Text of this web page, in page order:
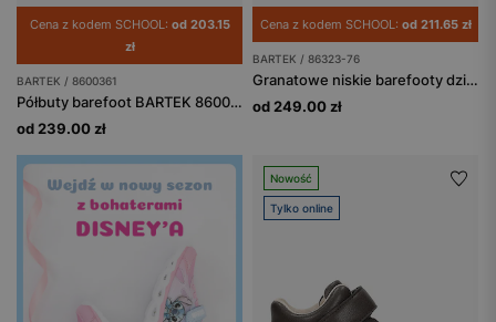
Cena z kodem SCHOOL: od 203.15
zł
BARTEK / 8600361
Półbuty barefoot BARTEK 86003-61, czarno-brązowy
od 239.00 zł
Cena z kodem SCHOOL: od 211.65 zł
BARTEK / 86323-76
Granatowe niskie barefooty dziewczęce z aplikacją w serduszka BARTEK 86323-76
od 249.00 zł
Nowość
Tylko online